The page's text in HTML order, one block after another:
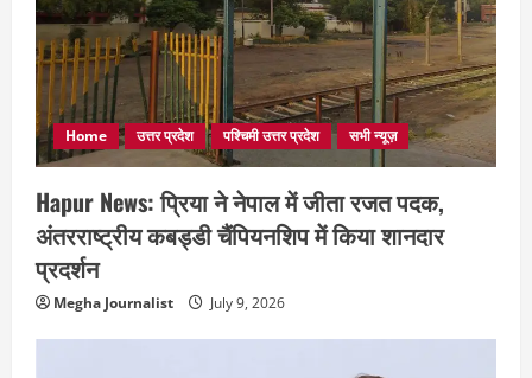
Home उत्तर प्रदेश पश्चिमी उत्तर प्रदेश सभी न्यूज़
Hapur News: प्रिया ने नेपाल में जीता रजत पदक,
अंतरराष्ट्रीय कबड्डी चैंपियनशिप में किया शानदार
प्रदर्शन
Megha Journalist July 9, 2026